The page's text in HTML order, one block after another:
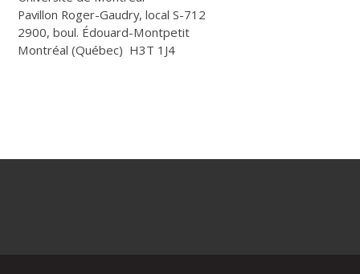
Pavillon Roger-Gaudry, local S-712
2900, boul. Édouard-Montpetit
Montréal (Québec) H3T 1J4